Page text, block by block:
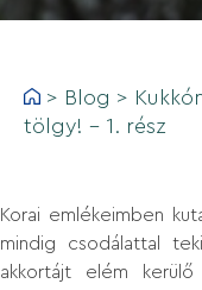
> Blog >
tölgy! - 1. rész
Korai emlékeimben
mindig csodálattal
akkortájt elém kerülő